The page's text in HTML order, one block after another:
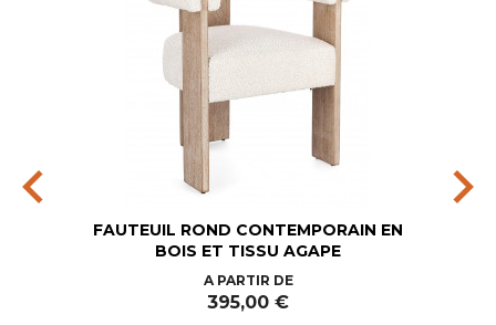
chevron_left
FAUTEUIL ROND CONTEMPORAIN EN
BOIS ET TISSU AGAPE
Prix
A PARTIR DE
395,00 €
chevron_right